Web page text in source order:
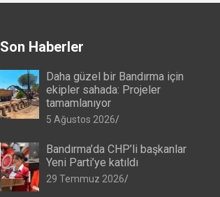
Son Haberler
Daha güzel bir Bandırma için
ekipler sahada: Projeler
tamamlanıyor
5 Ağustos 2026
Bandırma’da CHP’li başkanlar
Yeni Parti’ye katıldı
29 Temmuz 2026